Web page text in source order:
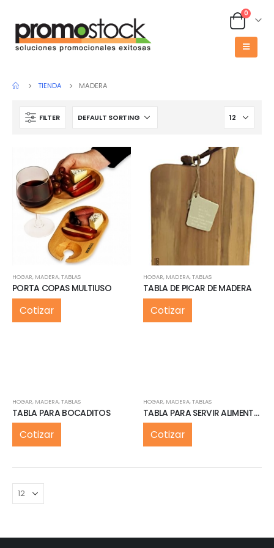
0
TIENDA MADERA
FILTER
HOGAR, MADERA,TABLAS
PORTA COPAS MULTIUSO
Cotizar
HOGAR, MADERA,TABLAS
TABLA DE PICAR DE MADERA
Cotizar
HOGAR, MADERA,TABLAS
TABLA PARA BOCADITOS
Cotizar
HOGAR, MADERA,TABLAS
TABLA PARA SERVIR ALIMENTOS
Cotizar